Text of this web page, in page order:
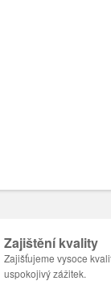
Zajištění kvality
Zajišťujeme vysoce
uspokojivý zážitek.